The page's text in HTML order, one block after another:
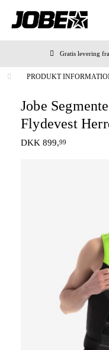
Gratis levering
PRODUKT
Jobe
Flydevest
DKK 899,99